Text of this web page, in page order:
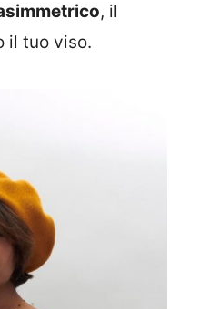
, il
il tuo viso.